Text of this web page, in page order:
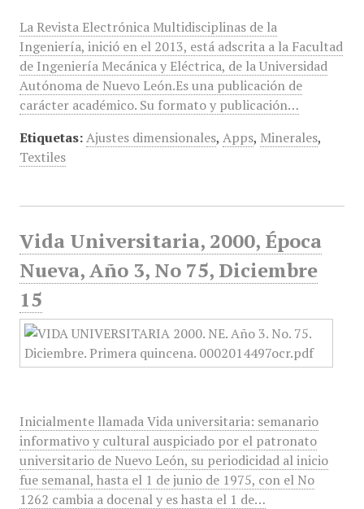
La Revista Electrónica Multidisciplinas de la
Ingeniería, inició en el 2013, está adscrita a la Facultad
de Ingeniería Mecánica y Eléctrica, de la Universidad
Autónoma de Nuevo León.Es una publicación de
carácter académico. Su formato y publicación…
Etiquetas: Ajustes dimensionales, Apps, Minerales,
Textiles
Vida Universitaria, 2000, Época
Nueva, Año 3, No 75, Diciembre
15
Inicialmente llamada Vida universitaria: semanario
informativo y cultural auspiciado por el patronato
universitario de Nuevo León, su periodicidad al inicio
fue semanal, hasta el 1 de junio de 1975, con el No
1262 cambia a docenal y es hasta el 1 de…